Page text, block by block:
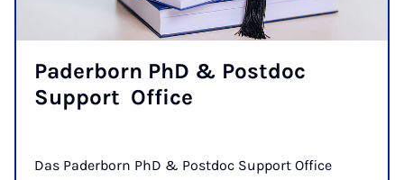
Paderborn PhD & Postdoc
Support ­ Office
Das Paderborn PhD & Postdoc Support Office